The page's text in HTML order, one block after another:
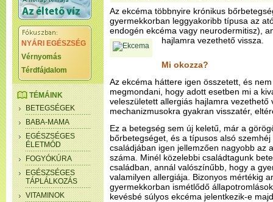
NYÁRI EGÉSZSÉG
Vérnyomás
Térdfájdalom
TÉMÁINK
BETEGSÉGEK
BABA-MAMA
EGÉSZSÉGES
ÉLETMÓD
FOGYÓKÚRA
EGÉSZSÉGES
TÁPLÁLKOZÁS
VITAMINOK
Az ekcéma többnyire krónikus
gyermekkorban leggyakoribb típusa az
endogén ekcéma vagy neurodermitisz),
hajlamra vezethető vissza.
Mi okozza?
Az ekcéma háttere igen összetett, és
megmondani, hogy adott esetben mi a
veleszületett allergiás hajlamra vezethető
mechanizmusokra gyakran visszatér,
Ez a betegség sem új keletű, már a
bőrbetegséget, és a típusos alsó
családjában igen jellemzően nagyobb az
száma. Minél közelebbi családtagunk
családban, annál valószínűbb, hogy a
valamilyen allergiája. Bizonyos mértékig
gyermekkorban ismétlődő
kevésbé súlyos ekcéma jelentkezik-e